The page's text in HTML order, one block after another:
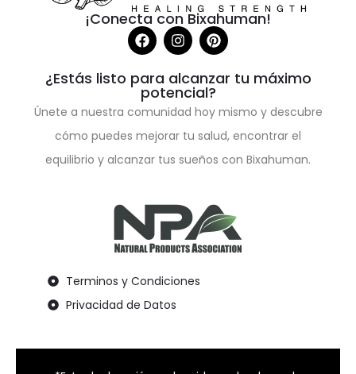
¡Conecta con Bixahuman!
¿Estás listo para alcanzar tu máximo
potencial?
Únete a nuestra comunidad hoy mismo y descubre
cómo puedes mejorar tu salud, encontrar el
equilibrio y alcanzar tus sueños con Bixahuman.
Terminos y Condiciones
Privacidad de Datos